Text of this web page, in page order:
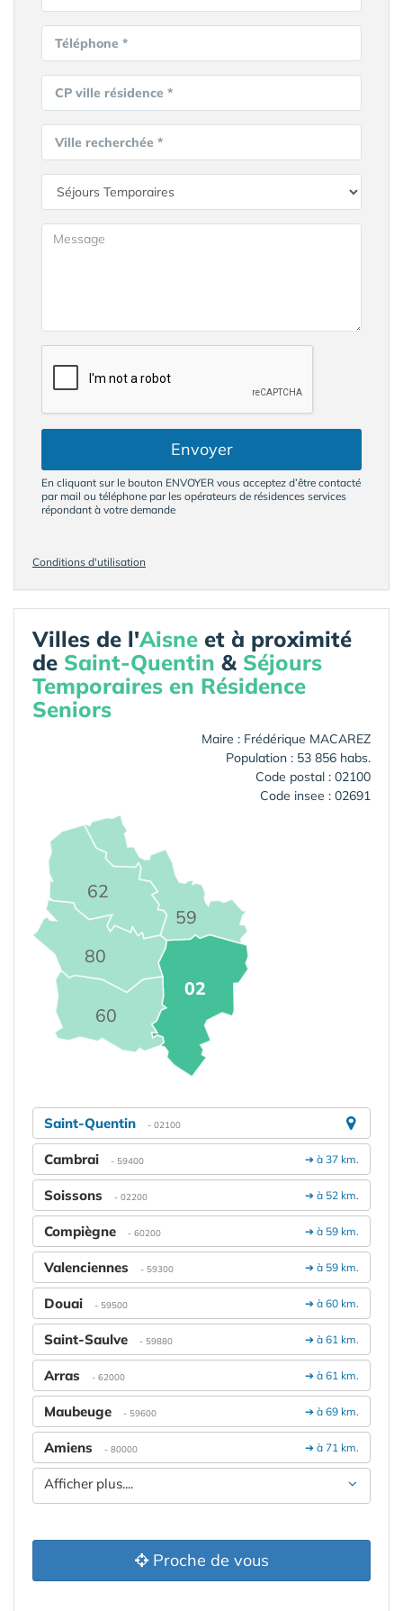
Téléphone *
CP ville résidence *
Ville recherchée *
Envoyer
En cliquant sur le bouton ENVOYER vous acceptez d’être contacté
par mail ou téléphone par les opérateurs de résidences services
répondant à votre demande
Conditions d'utilisation
Villes de l'Aisne et à proximité
de Saint-Quentin & Séjours
Temporaires en Résidence
Seniors
Maire : Frédérique MACAREZ
Population : 53 856 habs.
Code postal : 02100
Code insee : 02691
02
59
60
62
80
Saint-Quentin - 02100
➔ à 37 km.
Cambrai - 59400
➔ à 52 km.
Soissons - 02200
➔ à 59 km.
Compiègne - 60200
➔ à 59 km.
Valenciennes - 59300
➔ à 60 km.
Douai - 59500
➔ à 61 km.
Saint-Saulve - 59880
➔ à 61 km.
Arras - 62000
➔ à 69 km.
Maubeuge - 59600
➔ à 71 km.
Amiens - 80000
Afficher plus....
Proche de vous